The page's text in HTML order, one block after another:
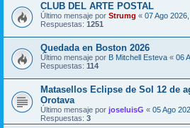
CLUB DEL ARTE POSTAL
Último mensaje por Strumg « 07 Ago
Respuestas: 1251
Quedada en Boston 2026
Último mensaje por B Mitchell Esteva « 06
Respuestas: 114
Matasellos Eclipse de Sol 12 de
Orotava
Último mensaje por joseluisG « 05 Ago
Respuestas: 3